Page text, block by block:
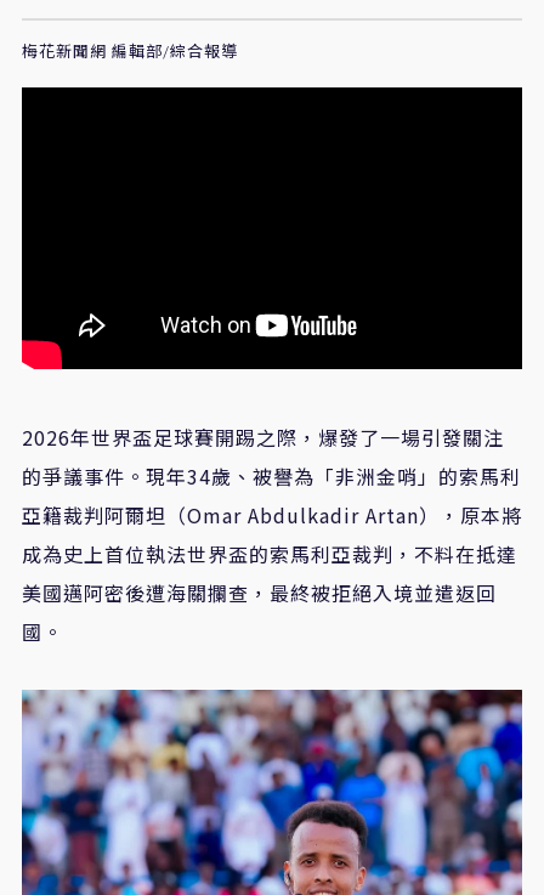
梅花新聞網 編輯部/綜合報導
2026年世界盃足球賽開踢之際，爆發了一場引發關注
的爭議事件。現年34歲、被譽為「非洲金哨」的索馬利
亞籍裁判阿爾坦（Omar Abdulkadir Artan），原本將
成為史上首位執法世界盃的索馬利亞裁判，不料在抵達
美國邁阿密後遭海關攔查，最終被拒絕入境並遣返回
國。